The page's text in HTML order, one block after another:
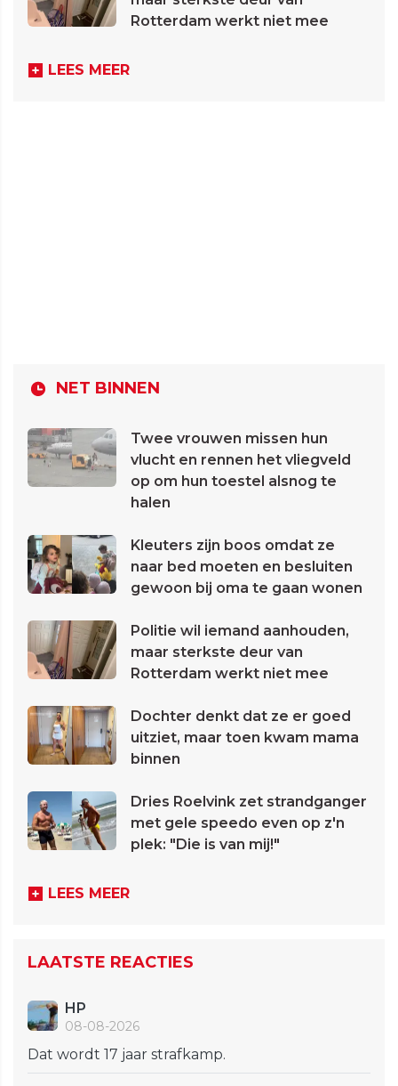
Rotterdam werkt niet mee
LEES MEER
NET BINNEN
Twee vrouwen missen hun
vlucht en rennen het vliegveld
op om hun toestel alsnog te
halen
Kleuters zijn boos omdat ze
naar bed moeten en besluiten
gewoon bij oma te gaan wonen
Politie wil iemand aanhouden,
maar sterkste deur van
Rotterdam werkt niet mee
Dochter denkt dat ze er goed
uitziet, maar toen kwam mama
binnen
Dries Roelvink zet strandganger
met gele speedo even op z'n
plek: "Die is van mij!"
LEES MEER
LAATSTE REACTIES
HP
08-08-2026
Dat wordt 17 jaar strafkamp.